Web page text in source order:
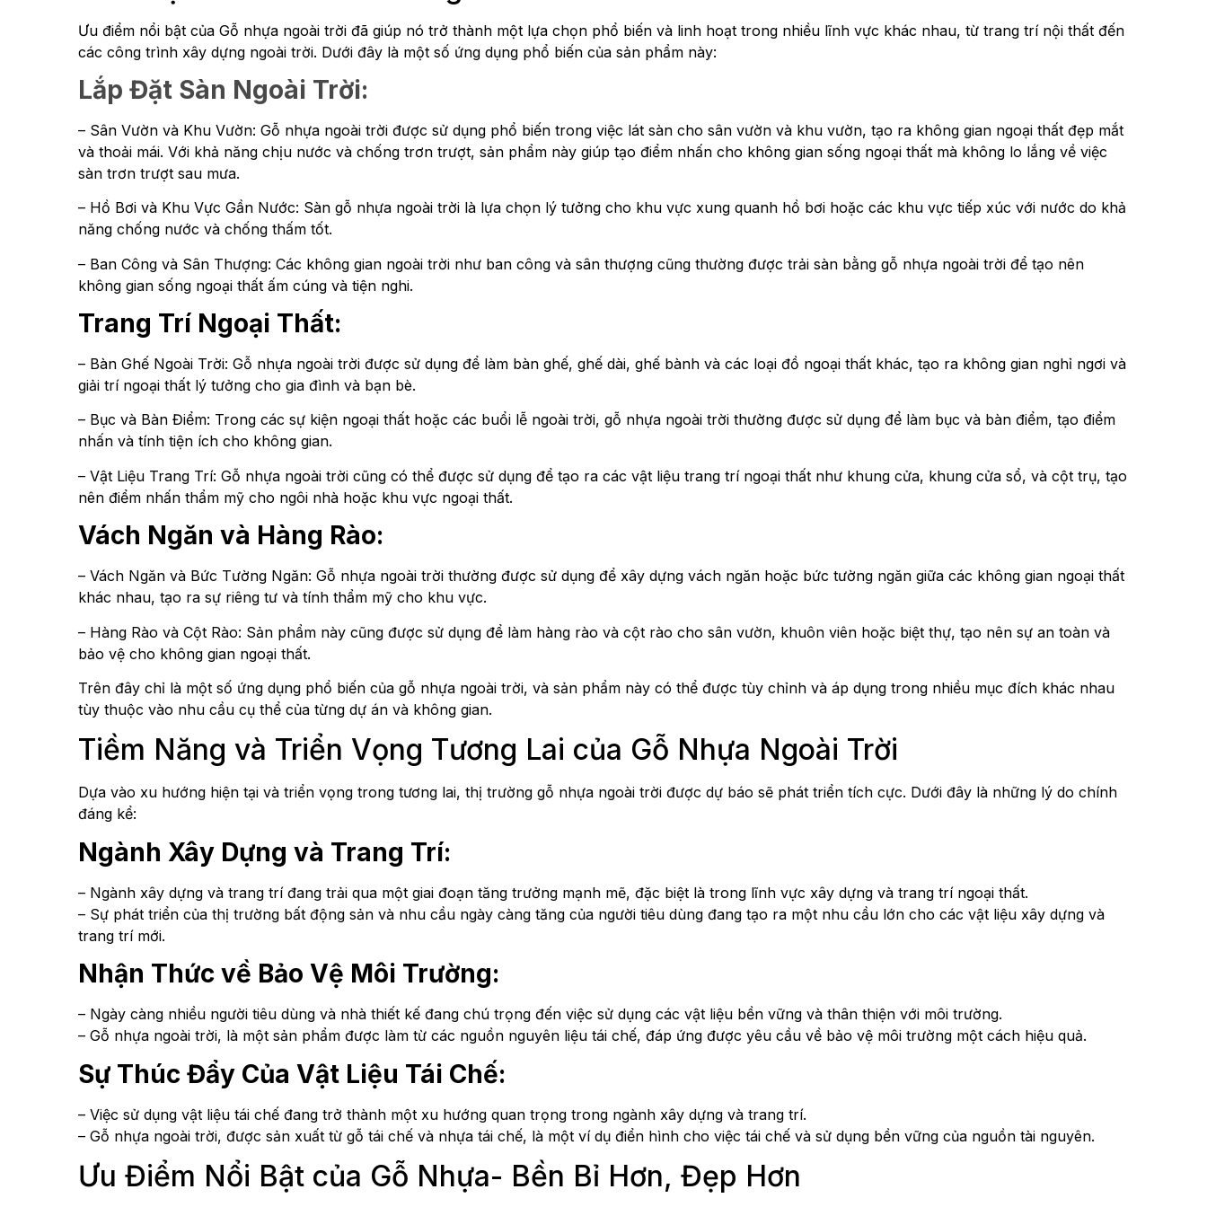
Ưu điểm nổi bật của Gỗ nhựa ngoài trời đã giúp nó trở thành một lựa chọn phổ biến và linh hoạt trong nhiều lĩnh vực khác nhau, từ trang trí nội thất đến
các công trình xây dựng ngoài trời. Dưới đây là một số ứng dụng phổ biến của sản phẩm này:
Lắp Đặt Sàn Ngoài Trời:
– Sân Vườn và Khu Vườn: Gỗ nhựa ngoài trời được sử dụng phổ biến trong việc lát sàn cho sân vườn và khu vườn, tạo ra không gian ngoại thất đẹp mắt
và thoải mái. Với khả năng chịu nước và chống trơn trượt, sản phẩm này giúp tạo điểm nhấn cho không gian sống ngoại thất mà không lo lắng về việc
sàn trơn trượt sau mưa.
– Hồ Bơi và Khu Vực Gần Nước: Sàn gỗ nhựa ngoài trời là lựa chọn lý tưởng cho khu vực xung quanh hồ bơi hoặc các khu vực tiếp xúc với nước do khả
năng chống nước và chống thấm tốt.
– Ban Công và Sân Thượng: Các không gian ngoài trời như ban công và sân thượng cũng thường được trải sàn bằng gỗ nhựa ngoài trời để tạo nên
không gian sống ngoại thất ấm cúng và tiện nghi.
Trang Trí Ngoại Thất:
– Bàn Ghế Ngoài Trời: Gỗ nhựa ngoài trời được sử dụng để làm bàn ghế, ghế dài, ghế bành và các loại đồ ngoại thất khác, tạo ra không gian nghỉ ngơi và
giải trí ngoại thất lý tưởng cho gia đình và bạn bè.
– Bục và Bàn Điểm: Trong các sự kiện ngoại thất hoặc các buổi lễ ngoài trời, gỗ nhựa ngoài trời thường được sử dụng để làm bục và bàn điểm, tạo điểm
nhấn và tính tiện ích cho không gian.
– Vật Liệu Trang Trí: Gỗ nhựa ngoài trời cũng có thể được sử dụng để tạo ra các vật liệu trang trí ngoại thất như khung cửa, khung cửa sổ, và cột trụ, tạo
nên điểm nhấn thẩm mỹ cho ngôi nhà hoặc khu vực ngoại thất.
Vách Ngăn và Hàng Rào:
– Vách Ngăn và Bức Tường Ngăn: Gỗ nhựa ngoài trời thường được sử dụng để xây dựng vách ngăn hoặc bức tường ngăn giữa các không gian ngoại thất
khác nhau, tạo ra sự riêng tư và tính thẩm mỹ cho khu vực.
– Hàng Rào và Cột Rào: Sản phẩm này cũng được sử dụng để làm hàng rào và cột rào cho sân vườn, khuôn viên hoặc biệt thự, tạo nên sự an toàn và
bảo vệ cho không gian ngoại thất.
Trên đây chỉ là một số ứng dụng phổ biến của gỗ nhựa ngoài trời, và sản phẩm này có thể được tùy chỉnh và áp dụng trong nhiều mục đích khác nhau
tùy thuộc vào nhu cầu cụ thể của từng dự án và không gian.
Tiềm Năng và Triển Vọng Tương Lai của Gỗ Nhựa Ngoài Trời
Dựa vào xu hướng hiện tại và triển vọng trong tương lai, thị trường gỗ nhựa ngoài trời được dự báo sẽ phát triển tích cực. Dưới đây là những lý do chính
đáng kể:
Ngành Xây Dựng và Trang Trí:
– Ngành xây dựng và trang trí đang trải qua một giai đoạn tăng trưởng mạnh mẽ, đặc biệt là trong lĩnh vực xây dựng và trang trí ngoại thất.
– Sự phát triển của thị trường bất động sản và nhu cầu ngày càng tăng của người tiêu dùng đang tạo ra một nhu cầu lớn cho các vật liệu xây dựng và
trang trí mới.
Nhận Thức về Bảo Vệ Môi Trường:
– Ngày càng nhiều người tiêu dùng và nhà thiết kế đang chú trọng đến việc sử dụng các vật liệu bền vững và thân thiện với môi trường.
– Gỗ nhựa ngoài trời, là một sản phẩm được làm từ các nguồn nguyên liệu tái chế, đáp ứng được yêu cầu về bảo vệ môi trường một cách hiệu quả.
Sự Thúc Đẩy Của Vật Liệu Tái Chế:
– Việc sử dụng vật liệu tái chế đang trở thành một xu hướng quan trọng trong ngành xây dựng và trang trí.
– Gỗ nhựa ngoài trời, được sản xuất từ gỗ tái chế và nhựa tái chế, là một ví dụ điển hình cho việc tái chế và sử dụng bền vững của nguồn tài nguyên.
Ưu Điểm Nổi Bật của Gỗ Nhựa- Bền Bỉ Hơn, Đẹp Hơn